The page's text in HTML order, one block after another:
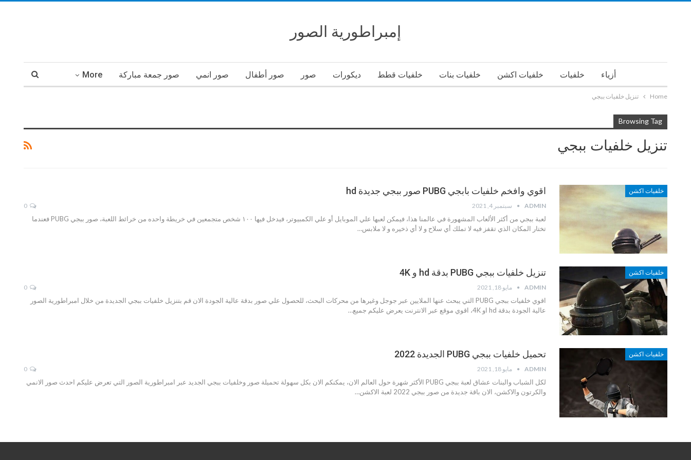
إمبراطورية الصور
أزياء خلفيات خلفيات اكشن خلفيات بنات خلفيات قطط ديكورات صور صور أطفال صور انمي صور جمعة مباركة More
Home تنزيل خلفيات ببجي
Browsing Tag
تنزيل خلفيات ببجي
خلفيات اكشن اقوي وافخم خلفيات بابجي PUBG صور ببجي جديدة hd
ADMIN سبتمبر 4, 2021
لعبة ببجي من أكثر الألعاب المشهورة في عالمنا هذا، فيمكن لعبها علي الموبايل أو علي الكمبيوتر، فيدخل فيها ١٠٠ شخص متجمعين في خريطة واحده من خرائط اللعبة، صور ببجي PUBG فعندما
تختار المكان الذي تقفز فيه لا تملك أي سلاح و لا أي ذخيره و لا ملابس…
خلفيات اكشن تنزيل خلفيات ببجي PUBG بدقة hd و 4K
ADMIN مايو 18, 2021
اقوي خلفيات ببجي PUBG التي يبحث عنها الملايين عبر جوجل وغيرها من محركات البحث، للحصول علي صور بدقة عالية الجودة الان قم بتنزيل خلفيات ببجي الجديدة من خلال امبراطورية الصور
عالية الجودة بدقة hd او 4K، اقوي موقع عبر الانترنت يعرض عليكم جميع…
خلفيات اكشن تحميل خلفيات ببجي PUBG الجديدة 2022
ADMIN مايو 18, 2021
لكل الشباب والبنات عشاق لعبة ببجي PUBG الأكثر شهرة حول العالم الان، يمكنكم الان بكل سهولة تحميلة صور وخلفيات ببجي الجديد عبر امبراطورية الصور التي تعرض عليكم احدث صور الانمي
والكرتون والاكشن، الان باقة جديدة من صور ببجي 2022 لعبة الاكشن…